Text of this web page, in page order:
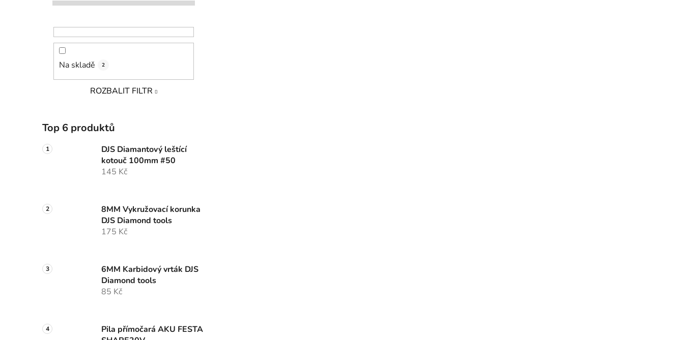
Na skladě 2
ROZBALIT FILTR
Top 6 produktů
DJS Diamantový leštící
kotouč 100mm #50
145 Kč
8MM Vykružovací korunka
DJS Diamond tools
175 Kč
6MM Karbidový vrták DJS
Diamond tools
85 Kč
Pila přímočará AKU FESTA